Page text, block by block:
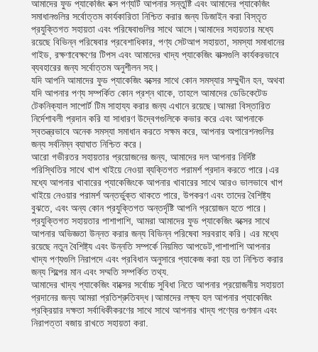
আমাদের ফুড প্যাকেজিং বক্স পণ্যটি আপনার সন্তুষ্টি এবং আমাদের প্যাকেজিং
সমাধানগুলির সর্বোত্তম কার্যকারিতা নিশ্চিত করার জন্য ডিজাইন করা বিস্তৃত
প্রযুক্তিগত সহায়তা এবং পরিষেবাগুলির সাথে আসে।আমাদের সহায়তার মধ্যে
রয়েছে বিভিন্ন পরিষেবার প্রবেশাধিকার, পণ্য সেটআপ সহায়তা, সমস্যা সমাধানের
গাইড, রক্ষণাবেক্ষণের টিপস এবং আমাদের খাদ্য প্যাকেজিং বাক্সগুলি কার্যকরভাবে
ব্যবহারের জন্য সর্বোত্তম অনুশীলন সহ।
যদি আপনি আমাদের ফুড প্যাকেজিং বক্সের সাথে কোন সমস্যার সম্মুখীন হন, অথবা
যদি আপনার পণ্য সম্পর্কিত কোন প্রশ্ন থাকে, তাহলে আমাদের ডেডিকেটেড
টেকনিক্যাল সাপোর্ট টিম সাহায্য করার জন্য এখানে রয়েছে।আমরা বিস্তারিত
নির্দেশাবলী প্রদান করি যা সাধারণ উদ্বেগগুলিকে কভার করে এবং আপনাকে
স্বতন্ত্রভাবে অনেক সমস্যা সমাধান করতে সক্ষম করে, আপনার অপারেশনগুলির
জন্য সর্বনিম্ন ব্যাঘাত নিশ্চিত করে।
আরো গভীরতর সহায়তার প্রয়োজনের জন্য, আমাদের দল আপনার নির্দিষ্ট
পরিস্থিতির সাথে খাপ খাইয়ে নেওয়া ব্যক্তিগত পরামর্শ প্রদান করতে পারে।এর
মধ্যে আপনার খাবারের প্যাকেজিংকে আপনার খাবারের সাথে আরও ভালভাবে খাপ
খাইয়ে নেওয়ার পরামর্শ অন্তর্ভুক্ত থাকতে পারে, উপকরণ এবং তাদের বৈশিষ্ট্য
বুঝতে, এবং অন্য কোন প্রযুক্তিগত অন্তর্দৃষ্টি আপনি প্রয়োজন হতে পারে।
প্রযুক্তিগত সহায়তার পাশাপাশি, আমরা আমাদের ফুড প্যাকেজিং বক্সের সাথে
আপনার অভিজ্ঞতা উন্নত করার জন্য বিভিন্ন পরিষেবা সরবরাহ করি। এর মধ্যে
রয়েছে নতুন বৈশিষ্ট্য এবং উন্নতি সম্পর্কে নিয়মিত আপডেট,পাশাপাশি আপনার
খাদ্য পণ্যগুলি নিরাপদে এবং প্রবিধান অনুসারে প্যাকেজ করা হয় তা নিশ্চিত করার
জন্য শিল্পের মান এবং সম্মতি সম্পর্কিত তথ্য.
আমাদের খাদ্য প্যাকেজিং বাক্সের সর্বোচ্চ সুবিধা নিতে আপনার প্রয়োজনীয় সহায়তা
প্রদানের জন্য আমরা প্রতিশ্রুতিবদ্ধ।আমাদের লক্ষ্য হল আপনার প্যাকেজিং
প্রক্রিয়ার দক্ষতা সর্বাধিকীকরণের সাথে সাথে আপনার খাদ্য পণ্যের গুণমান এবং
নিরাপত্তা বজায় রাখতে সহায়তা করা.